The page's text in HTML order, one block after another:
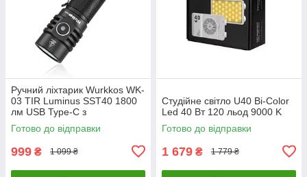
Ручний ліхтарик Wurkkos WK-
03 TIR Luminus SST40 1800
лм USB Type-C з
акумулятором Wurkkos 3000
mAh Чорний
Готово до відправки
999 ₴ 1 099 ₴
Студійне світло U40 Bi-Color
Led 40 Вт 120 льод 9000 K
Готово до відправки
1 679 ₴ 1 779 ₴